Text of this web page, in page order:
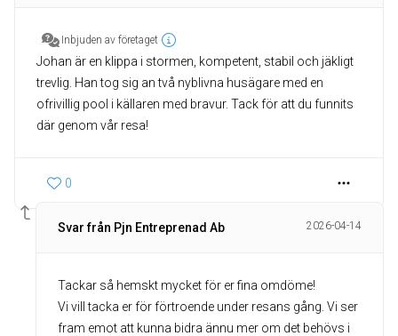
Inbjuden av företaget
Johan är en klippa i stormen, kompetent, stabil och jäkligt
trevlig. Han tog sig an två nyblivna husägare med en
ofrivillig pool i källaren med bravur. Tack för att du funnits
där genom vår resa!
0
Svar från Pjn Entreprenad Ab 2026-04-14
Tackar så hemskt mycket för er fina omdöme!
Vi vill tacka er för förtroende under resans gång. Vi ser
fram emot att kunna bidra ännu mer om det behövs i